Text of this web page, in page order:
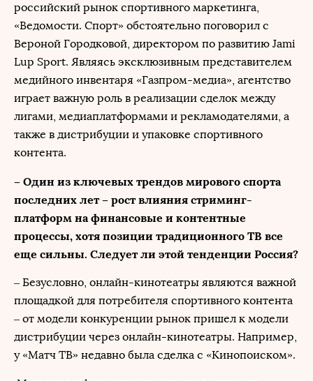
российский рынок спортивного маркетинга,
«Ведомости. Спорт» обстоятельно поговорил с
Вероной Городковой, директором по развитию Jami
Lup Sport. Являясь эксклюзивным представителем
медийного инвентаря «Газпром-медиа», агентство
играет важную роль в реализации сделок между
лигами, медиаплатформами и рекламодателями, а
также в дистрибуции и упаковке спортивного
контента.
– Один из ключевых трендов мирового спорта
последних лет – рост влияния стриминг-
платформ на финансовые и контентные
процессы, хотя позиции традиционного ТВ все
еще сильны. Следует ли этой тенденции Россия?
– Безусловно, онлайн-кинотеатры являются важной
площадкой для потребителя спортивного контента
– от модели конкуренции рынок пришел к модели
дистрибуции через онлайн-кинотеатры. Например,
у «Матч ТВ» недавно была сделка с «Кинопоиском».